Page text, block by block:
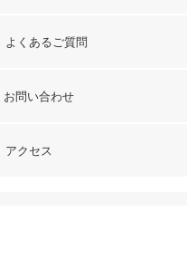
よくあるご質問
お問い合わせ
アクセス